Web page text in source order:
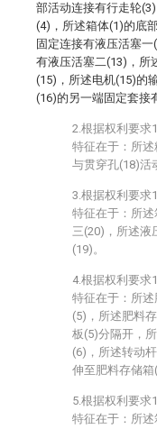
部活动连接有行走轮
(4)，所述箱体(1)的底
固定连接有液压活塞
有液压活塞二(13)，所
(15)，所述电机(15)的
(16)的另一端固定套接
2.根据权利要求
特征在于：所
与贯穿孔(18)活
3.根据权利要求
特征在于：所
三(20)，所述液
(19)。
4.根据权利要求
特征在于：所
(5)，所述肥料
板(5)分隔开，
(6)，所述转动
伸至肥料存储箱
5.根据权利要求
特征在于：所述